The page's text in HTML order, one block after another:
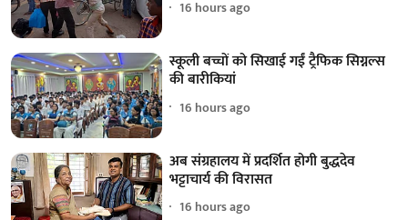
16 hours ago
स्कूली बच्चों को सिखाई गईं ट्रैफिक सिग्नल्स
की बारीकियां
16 hours ago
अब संग्रहालय में प्रदर्शित होगी बुद्धदेव
भट्टाचार्य की विरासत
16 hours ago